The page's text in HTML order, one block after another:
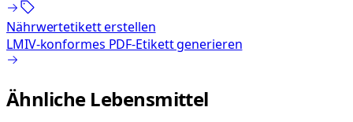
Nährwertetikett erstellen
LMIV-konformes PDF-Etikett generieren
Ähnliche Lebensmittel